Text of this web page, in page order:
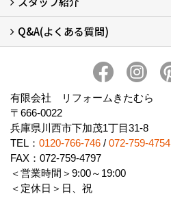
スタッフ紹介
Q&A(よくある質問)
有限会社 リフォームきたむら
〒666-0022
兵庫県川西市下加茂1丁目31-8
TEL： 0120-766-746 / 072-759-4754
FAX：072-759-4797
＜営業時間＞9:00～19:00
＜定休日＞日、祝